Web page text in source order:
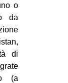
o
da
di
(a